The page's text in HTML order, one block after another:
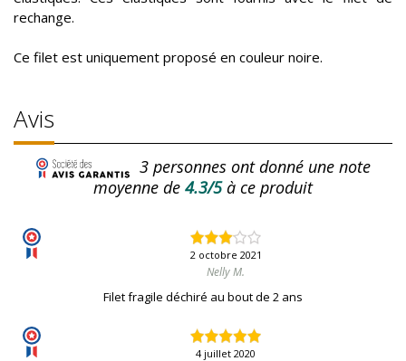
rechange.
Ce filet est uniquement proposé en couleur noire.
Avis
3personnes ont donné une note
moyenne de 4.3/5à ce produit
2 octobre 2021
Nelly M.
Filet fragile déchiré au bout de 2 ans
4 juillet 2020